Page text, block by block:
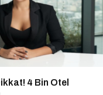
4 Bin Otel